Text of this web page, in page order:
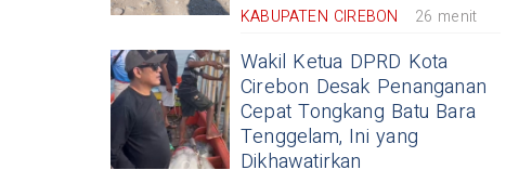
KABUPATEN CIREBON 26 menit
Wakil Ketua DPRD Kota
Cirebon Desak Penanganan
Cepat Tongkang Batu Bara
Tenggelam, Ini yang
Dikhawatirkan